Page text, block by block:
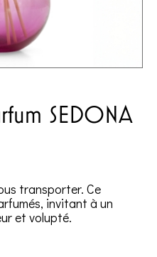
SEDONA
transporter. Ce
invitant à un
et volupté.